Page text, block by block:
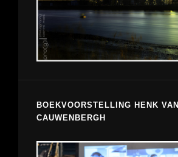
BOEKVOORSTELLING HENK VAN
CAUWENBERGH